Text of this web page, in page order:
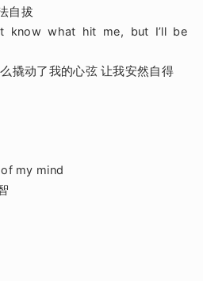
自拔
know what hit me, but I’ll be
撬动了我的心弦 让我安然自得
of my mind